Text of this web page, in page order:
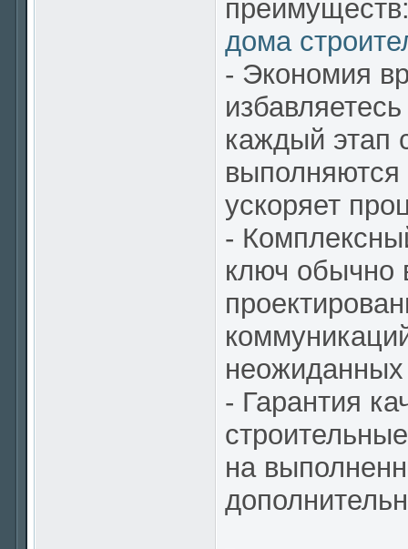
дома
- Экономия
каждый этап
выполняются
ускоряет
-
ключ обычно
- Гарантия
на